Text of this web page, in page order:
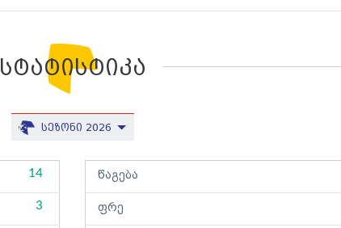
სტატისტიკა
სეზონი 2026
14
3
წაგება
ფრე